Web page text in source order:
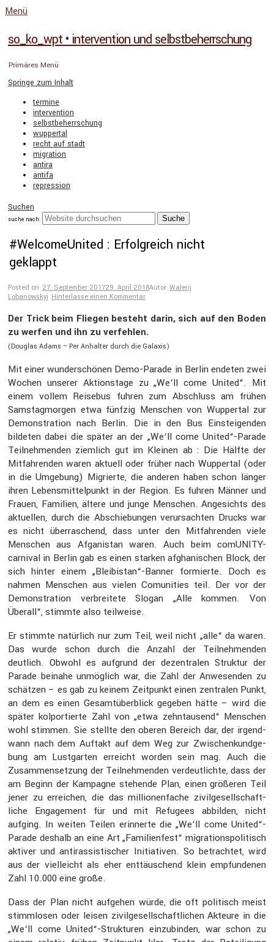
Menü
so_ko_wpt • intervention und selbstbeherrschung
Primäres Menü
Springe zum Inhalt
termine
intervention
selbstbeherrschung
wuppertal
recht auf stadt
migration
antira
antifa
repression
Suchen
suche nach:
#WelcomeUnited : Erfolgreich nicht
geklappt
Posted on 27. September 201729. April 2018Autor Walerij
Lobanowskyj Hinterlasse einen Kommentar
Der Trick beim Fliegen besteht darin, sich auf den Boden
zu werfen und ihn zu verfehlen.
(Douglas Adams – Per Anhalter durch die Galaxis)
Mit einer wunder­schönen Demo-Parade in Berlin endeten zwei
Wochen unserer Aktions­tage zu „We‘ll come United“. Mit
einem vollem Reisebus fuhren zum Abschluss am frühen
Samstag­morgen etwa fünfzig Menschen von Wuppertal zur
Demons­tra­tion nach Berlin. Die in den Bus Einstei­genden
bildeten dabei die später an der „We‘ll come United“-Parade
Teilneh­menden ziemlich gut im Kleinen ab : Die Hälfte der
Mitfah­renden waren aktuell oder früher nach Wuppertal (oder
in die Umgebung) Migrierte, die anderen haben schon länger
ihren Lebens­mit­tel­punkt in der Region. Es fuhren Männer und
Frauen, Familien, ältere und junge Menschen. Angesichts des
aktuellen, durch die Abschie­bungen verur­sachten Drucks war
es nicht überra­schend, dass unter den Mitfah­renden viele
Menschen aus Afgani­stan waren. Auch beim comUNITY-
carnival in Berlin gab es einen starken afgha­ni­schen Block, der
sich hinter einem „Bleibistan“-Banner formierte. Doch es
nahmen Menschen aus vielen Comunities teil. Der vor der
Demons­tra­tion verbrei­tete Slogan „Alle kommen. Von
Überall“, stimmte also teilweise.
Er stimmte natür­lich nur zum Teil, weil nicht „alle“ da waren.
Das wurde schon durch die Anzahl der Teilneh­menden
deutlich. Obwohl es aufgrund der dezen­tralen Struktur der
Parade beinahe unmög­lich war, die Zahl der Anwesenden zu
schätzen – es gab zu keinem Zeitpunkt einen zentralen Punkt,
an dem es einen Gesamt­über­blick gegeben hätte – wird die
später kolpor­tierte Zahl von „etwa zehntau­send“ Menschen
wohl stimmen. Sie stellte den oberen Bereich dar, der irgend­
wann nach dem Auftakt auf dem Weg zur Zwischen­kund­ge­
bung am Lustgarten erreicht worden sein mag. Auch die
Zusam­men­set­zung der Teilneh­menden verdeut­lichte, dass der
am Beginn der Kampagne stehende Plan, einen größeren Teil
jener zu errei­chen, die das millio­nen­fache zivil­ge­sell­schaft­
liche Engage­ment für und mit Refugees abbilden, nicht
aufging. In weiten Teilen erinnerte die „We‘ll come United“-
Parade deshalb an eine Art „Famili­en­fest“ migra­ti­ons­po­li­tisch
aktiver und antiras­sis­ti­scher Initia­tiven. So betrachtet, wird
aus der vielleicht als eher enttäu­schend klein empfun­denen
Zahl 10.000 eine große.
Dass der Plan nicht aufgehen würde, die oft politisch meist
stimm­losen oder leisen zivil­ge­sell­schaft­li­chen Akteure in die
„We‘ll come United“-Strukturen einzu­binden, war schon zu